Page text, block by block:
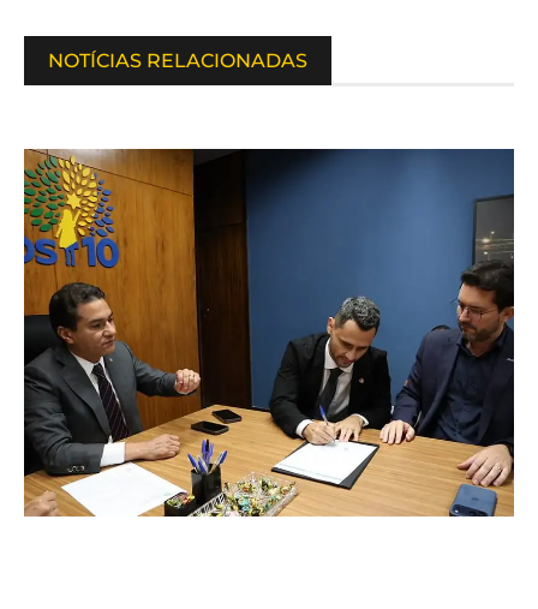
NOTÍCIAS RELACIONADAS